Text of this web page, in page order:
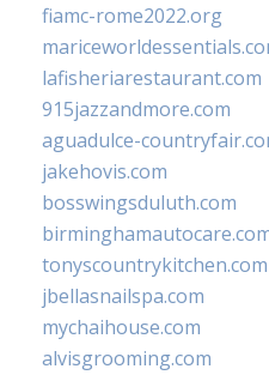
fiamc-rome2022.org
lafisheriarestaurant.com
915jazzandmore.com
aguadulce-
jakehovis.com
bosswingsduluth.com
tonyscountrykitchen.com
jbellasnailspa.com
mychaihouse.com
alvisgrooming.com